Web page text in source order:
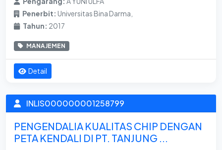
Penerbit: Universitas Bina Darma,
Tahun: 2017
MANAJEMEN
Detail
INLIS000000001258799
PENGENDALIA KUALITAS CHIP DENGAN
PETA KENDALI DI PT. TANJUNG ...